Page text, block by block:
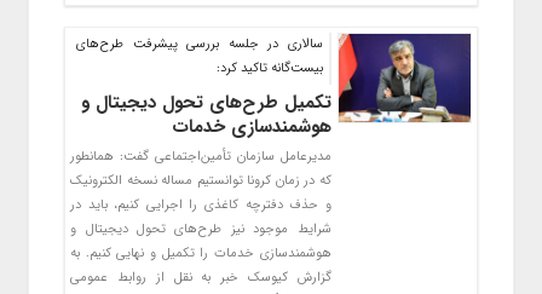
سالاری در جلسه بررسی پیشرفت طرح‌های
بیست‌گانه تاکید کرد:
تکمیل طرح‌های تحول دیجیتال و
هوشمندسازی خدمات
مدیرعامل سازمان تأمین‌اجتماعی گفت: همانطور
که در زمان کرونا توانستیم مساله نسخه الکترونیک
و حذف دفترچه کاغذی را اجرایی کنیم، باید در
شرایط موجود نیز طرح‌های تحول دیجیتال و
هوشمندسازی خدمات را تکمیل و نهایی کنیم. به
گزارش کیوسک خبر به نقل از روابط عمومی